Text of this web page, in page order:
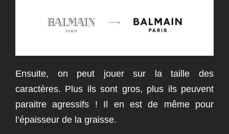
Ensuite, on peut jouer sur la taille des
caractères. Plus ils sont gros, plus ils peuvent
paraitre agressifs ! Il en est de même pour
l’épaisseur de la graisse.